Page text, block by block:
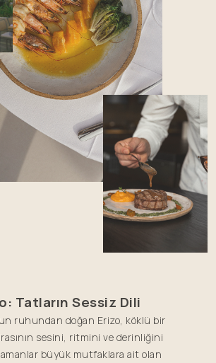
Tatların Sessiz Dili
ruhundan doğan Erizo, köklü bir
sesini, ritmini ve derinliğini
büyük mutfaklara ait olan